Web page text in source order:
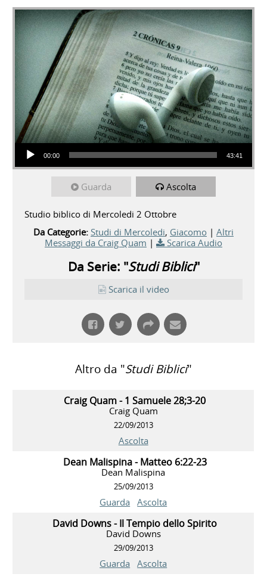
Audio Player
00:00 43:41
Guarda Ascolta
Studio biblico di Mercoledi 2 Ottobre
Da Categorie: Studi di Mercoledi, Giacomo | Altri
Messaggi da Craig Quam | Scarica Audio
Da Serie: "Studi Biblici"
Scarica il video
Altro da "Studi Biblici"
Craig Quam - 1 Samuele 28;3-20
Craig Quam
22/09/2013
Ascolta
Dean Malispina - Matteo 6:22-23
Dean Malispina
25/09/2013
Guarda Ascolta
David Downs - Il Tempio dello Spirito
David Downs
29/09/2013
Guarda Ascolta